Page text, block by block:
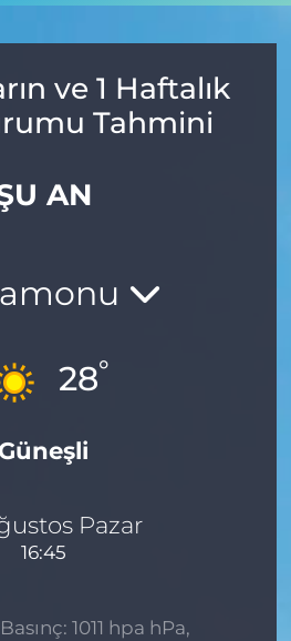
ve 1 Haftalık
Tahmini
AN
28°
Pazar
16:45
1011 hpa hPa,